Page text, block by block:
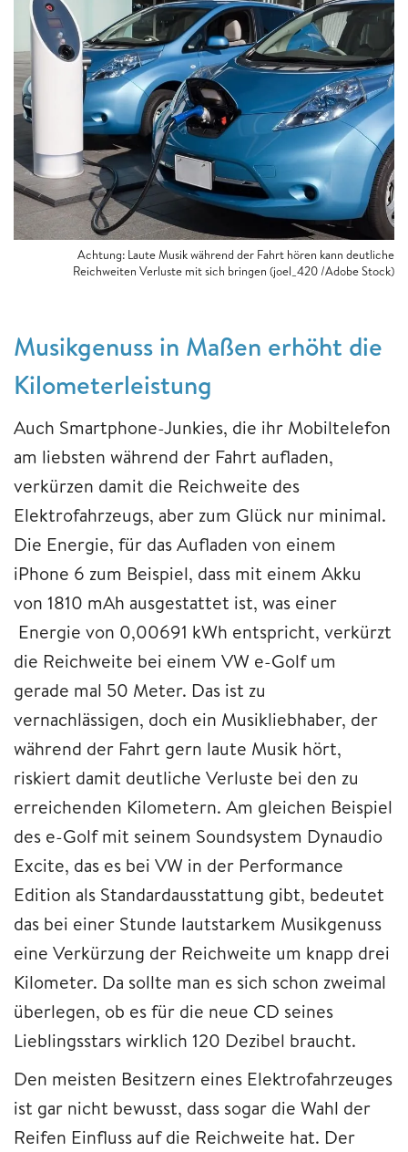
Achtung: Laute Musik während der Fahrt hören kann deutliche
Reichweiten Verluste mit sich bringen (joel_420 /Adobe Stock)
Musikgenuss in Maßen erhöht die
Kilometerleistung
Auch Smartphone-Junkies, die ihr Mobiltelefon
am liebsten während der Fahrt aufladen,
verkürzen damit die Reichweite des
Elektrofahrzeugs, aber zum Glück nur minimal.
Die Energie, für das Aufladen von einem
iPhone 6 zum Beispiel, dass mit einem Akku
von 1810 mAh ausgestattet ist, was einer
Energie von 0,00691 kWh entspricht, verkürzt
die Reichweite bei einem VW e-Golf um
gerade mal 50 Meter. Das ist zu
vernachlässigen, doch ein Musikliebhaber, der
während der Fahrt gern laute Musik hört,
riskiert damit deutliche Verluste bei den zu
erreichenden Kilometern. Am gleichen Beispiel
des e-Golf mit seinem Soundsystem Dynaudio
Excite, das es bei VW in der Performance
Edition als Standardausstattung gibt, bedeutet
das bei einer Stunde lautstarkem Musikgenuss
eine Verkürzung der Reichweite um knapp drei
Kilometer. Da sollte man es sich schon zweimal
überlegen, ob es für die neue CD seines
Lieblingsstars wirklich 120 Dezibel braucht.
Den meisten Besitzern eines Elektrofahrzeuges
ist gar nicht bewusst, dass sogar die Wahl der
Reifen Einfluss auf die Reichweite hat. Der